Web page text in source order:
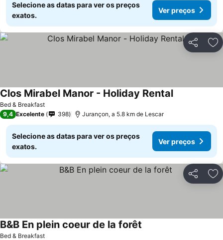
Selecione as datas para ver os preços
exatos.
Ver preços
Partilhar
Bed & Breakfast
Clos Mirabel Manor - Holiday Rental
9,4 Excelente 398 Jurançon, a 5.8 km de Lescar
Selecione as datas para ver os preços
exatos.
Ver preços
Partilhar
Bed & Breakfast
B&B En plein coeur de la forêt